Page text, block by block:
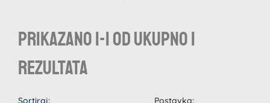
Prikazano 1-1 od ukupno 1
rezultata
Postavka:
Sortiraj: